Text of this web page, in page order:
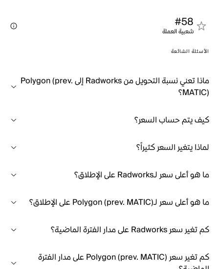
#58
شعبية العملة
الأسئلة الشائعة
ماذا تعني نسبة التحويل من Radworks إلى Polygon (prev.
MATIC)؟
كيف يتم حساب السعر؟
لماذا يتغير السعر كثيراً؟
ما هو أعلى سعر لـRadworks على الإطلاق؟
ما هو أعلى سعر لـPolygon (prev. MATIC) على الإطلاق؟
كم تغير سعر Radworks على مدار الفترة الماضية؟
كم تغير سعر Polygon (prev. MATIC) على مدار الفترة